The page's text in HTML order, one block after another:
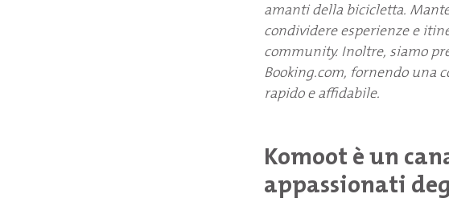
amanti della bicicletta.
condividere esperienze e
community. Inoltre, siamo
Booking.com, fornendo una
rapido e affidabile.
Komoot è un
appassionati